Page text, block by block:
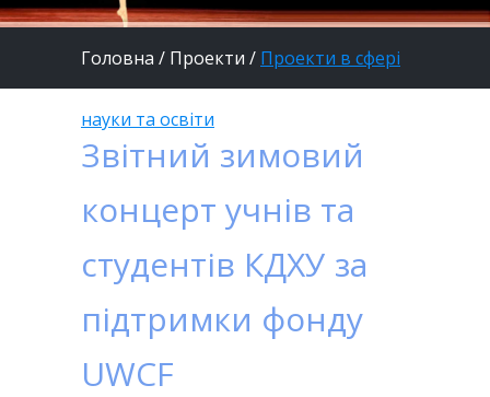
Головна / Проекти / Проекти в сфері
науки та освіти
Звітний зимовий
концерт учнів та
студентів КДХУ за
підтримки фонду
UWCF